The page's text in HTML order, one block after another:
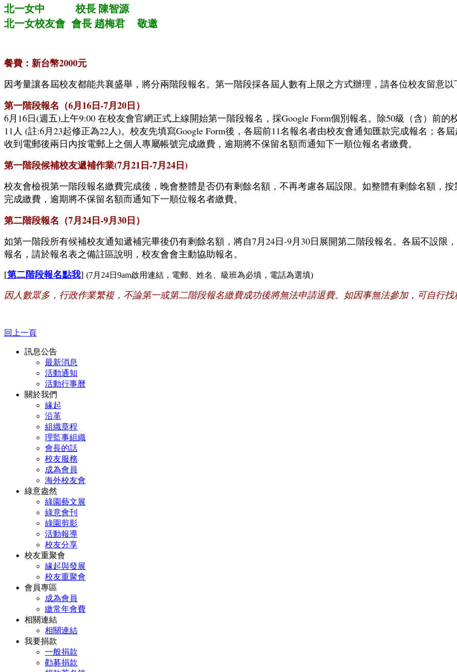
北一女中 校長 陳智源
北一女校友會 會長 趙梅君 敬邀
餐費 ：新台幣2000元
因考量讓各屆校友都能共襄盛舉，將分兩階段報名。第一階段採各屆人數有上限之方式辦理，請各位校友留意
第一階段報名（6月16日-7月20日）
6月16日(週五)上午9:00 在校友會官網正式上線開始第一階段報名，採Google Form個別報名。除50級（含）前
11人 (註:6月23起修正為22人)。校友先填寫Google Form後，各屆前11名報名者由校友會通知匯款完成報名；各
收到電郵後兩日內按電郵上之個人專屬帳號完成繳費，逾期將不保留名額而通知下一順位報名者繳費。
第一階段候補校友遞補作業(7月21日-7月24日)
校友會檢視第一階段報名繳費完成後，晚會整體是否仍有剩餘名額，不再考慮各屆設限。如整體有剩餘名額，
完成繳費，逾期將不保留名額而通知下一順位報名者繳費。
第二階段報名（7月24日-9月30日）
如第一階段所有候補校友通知遞補完畢後仍有剩餘名額，將自7月24日-9月30日展開第二階段報名。各屆不設限
報名，請於報名表之備註區說明 ，校友會會主動協助報名。
[第二階段報名點我] (7月24日9am啟用連結，電郵、姓名、級班為必填，電話為選填)
因人數眾多，行政作業繁複，不論第一或第二階段報名繳費成功後將無法申請退費。如因事無法參加，可自行
回上一頁
訊息公告
最新消息
活動通知
活動行事曆
關於我們
緣起
沿革
組織章程
理監事組織
會長的話
校友服務
成為會員
海外校友會
綠意盎然
綠園藝文展
綠意會刊
綠園剪影
活動報導
校友分享
校友重聚會
緣起與發展
校友重聚會
會員專區
成為會員
繳常年會費
相關連結
相關連結
我要捐款
一般捐款
勸募捐款